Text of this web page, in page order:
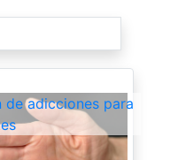
de adicciones para